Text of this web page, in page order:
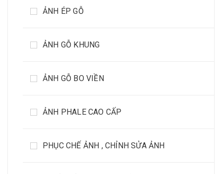
ẢNH ÉP GỖ
ẢNH GỖ KHUNG
ẢNH GỖ BO VIỀN
ẢNH PHALE CAO CẤP
PHỤC CHẾ ẢNH , CHỈNH SỬA ẢNH